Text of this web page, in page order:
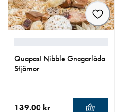
Quapas! Nibble Gnagarlåda
Stjärnor
139.00 kr